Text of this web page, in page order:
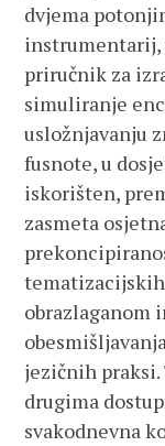
dvjema
instrumentarij,
priručnik za
simuliranje
usložnjavanju
fusnote, u
iskorišten,
zasmeta
tematizacijskih
obrazlaganom
jezičnih
drugima
svakodnevna